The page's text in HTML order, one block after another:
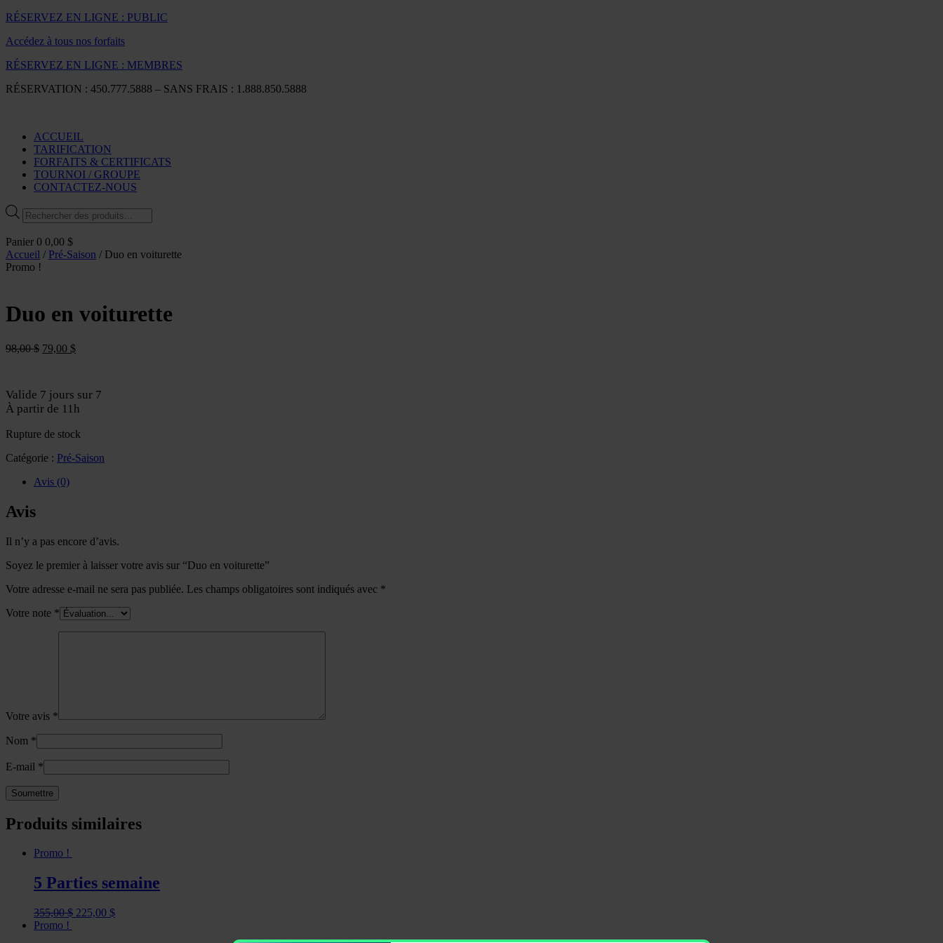
RÉSERVEZ EN LIGNE : PUBLIC
Accédez à tous nos forfaits
RÉSERVEZ EN LIGNE : MEMBRES
RÉSERVATION : 450.777.5888 – SANS FRAIS : 1.888.850.5888
ACCUEIL
TARIFICATION
FORFAITS & CERTIFICATS
TOURNOI / GROUPE
CONTACTEZ-NOUS
Recherche
de
produits
Panier 0 0,00 $
Accueil / Pré-Saison / Duo en voiturette
Promo !
Duo en voiturette
98,00$ Le
98,00 $.
79,00 $Le
79,00 $.
Valide 7 jours sur 7
À partir de 11h
Rupture de stock
Catégorie : Pré-Saison
Avis (0)
Avis
Il n’y a pas encore d’avis.
Soyez le premier à laisser votre avis sur “Duo en voiturette”
Votre adresse e-mail ne sera pas publiée. Les champs obligatoires sont indiqués avec *
Votre note *
Votre avis *
Nom *
E-mail *
Produits similaires
Promo !
5 Parties semaine
355,00$ Le
225,00 $Le
Promo !